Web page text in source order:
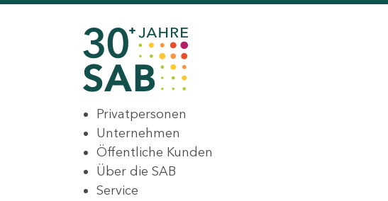
Privatpersonen
Unternehmen
Öffentliche Kunden
Über die SAB
Service